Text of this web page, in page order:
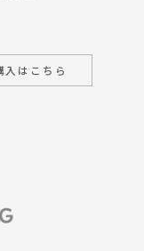
ご購入はこちら